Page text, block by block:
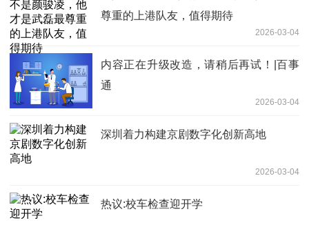
尊重的上港队友，值得期待
2026-03-04
内容正在升级改造，请稍后再试！|百事
通
2026-03-04
深圳着力构建京剧数字化创新高地
2026-03-04
热议:校车检查迎开学